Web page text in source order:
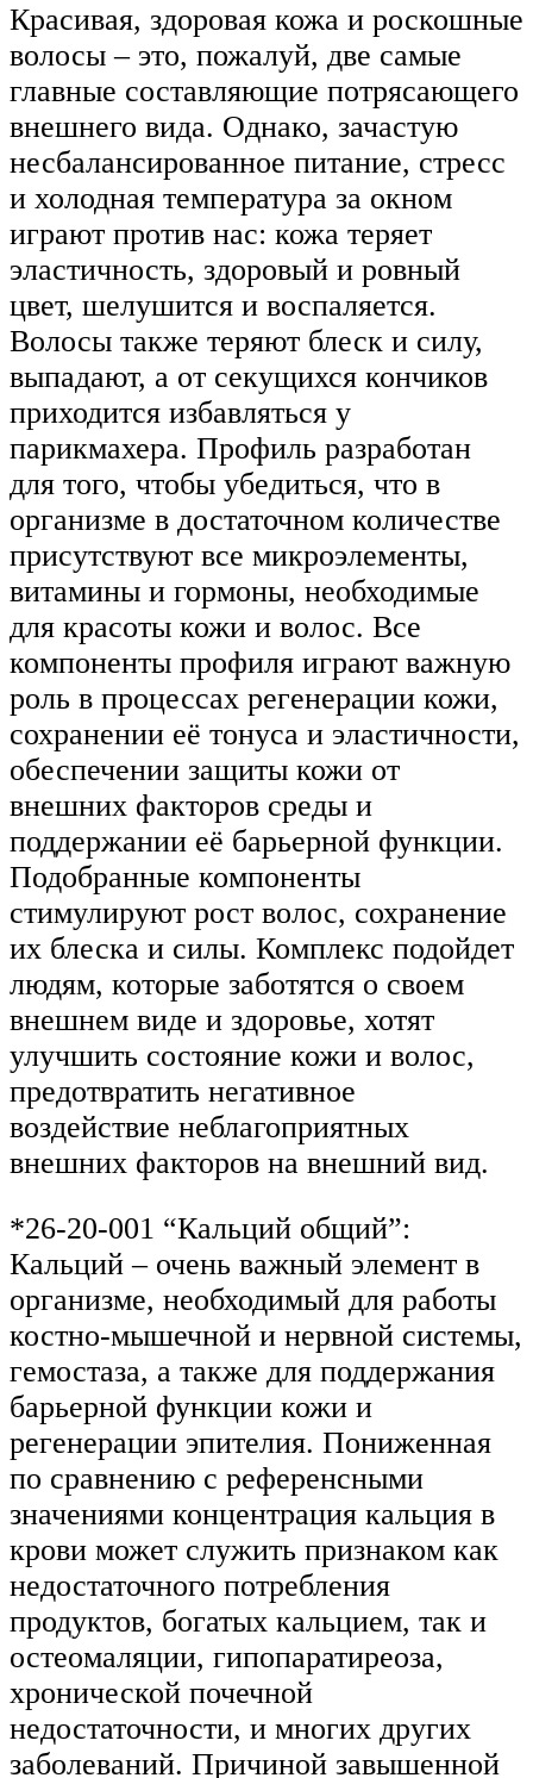
Красивая, здоровая кожа и роскошные
волосы – это, пожалуй, две самые
главные составляющие потрясающего
внешнего вида. Однако, зачастую
несбалансированное питание, стресс
и холодная температура за окном
играют против нас: кожа теряет
эластичность, здоровый и ровный
цвет, шелушится и воспаляется.
Волосы также теряют блеск и силу,
выпадают, а от секущихся кончиков
приходится избавляться у
парикмахера. Профиль разработан
для того, чтобы убедиться, что в
организме в достаточном количестве
присутствуют все микроэлементы,
витамины и гормоны, необходимые
для красоты кожи и волос. Все
компоненты профиля играют важную
роль в процессах регенерации кожи,
сохранении её тонуса и эластичности,
обеспечении защиты кожи от
внешних факторов среды и
поддержании её барьерной функции.
Подобранные компоненты
стимулируют рост волос, сохранение
их блеска и силы. Комплекс подойдет
людям, которые заботятся о своем
внешнем виде и здоровье, хотят
улучшить состояние кожи и волос,
предотвратить негативное
воздействие неблагоприятных
внешних факторов на внешний вид.
*26-20-001 “Кальций общий”:
Кальций – очень важный элемент в
организме, необходимый для работы
костно-мышечной и нервной системы,
гемостаза, а также для поддержания
барьерной функции кожи и
регенерации эпителия. Пониженная
по сравнению с референсными
значениями концентрация кальция в
крови может служить признаком как
недостаточного потребления
продуктов, богатых кальцием, так и
остеомаляции, гипопаратиреоза,
хронической почечной
недостаточности, и многих других
заболеваний. Причиной завышенной